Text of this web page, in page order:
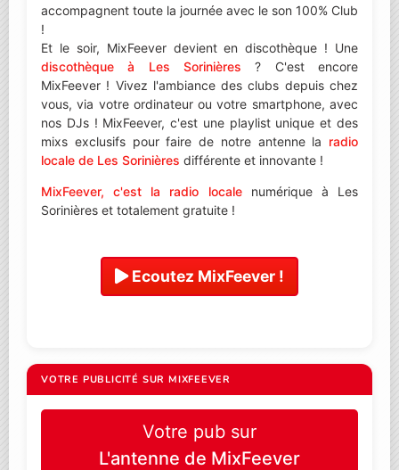
accompagnent toute la journée avec le son 100% Club
!
Et le soir, MixFeever devient en discothèque ! Une
discothèque à Les Sorinières ? C'est encore
MixFeever ! Vivez l'ambiance des clubs depuis chez
vous, via votre ordinateur ou votre smartphone, avec
nos DJs ! MixFeever, c'est une playlist unique et des
mixs exclusifs pour faire de notre antenne la radio
locale de Les Sorinières différente et innovante !
MixFeever, c'est la radio localenumérique à Les
Sorinières et totalement gratuite !
Ecoutez MixFeever !
VOTRE PUBLICITÉ SUR MIXFEEVER
Votre pub sur
L'antenne de MixFeever